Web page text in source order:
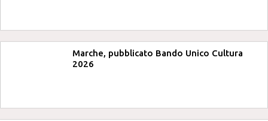
Marche, pubblicato Bando Unico Cultura
2026